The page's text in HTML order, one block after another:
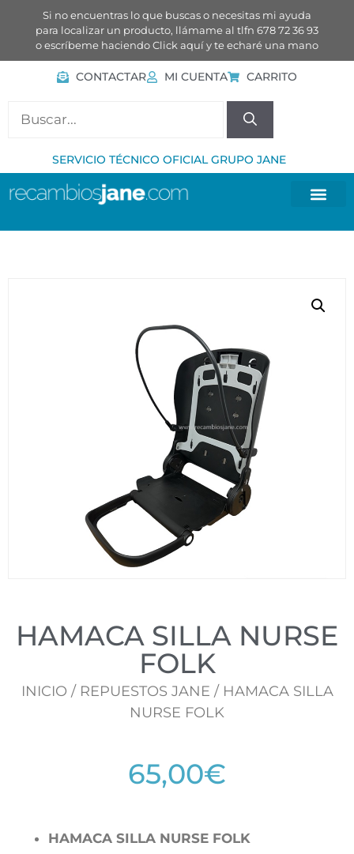
Si no encuentras lo que buscas o necesitas mi ayuda
para localizar un producto, llámame al tlfn 678 72 36 93
o escríbeme haciendoClick aquíy te echaré una mano
CONTACTAR MI CUENTA CARRITO
SERVICIO TÉCNICO OFICIAL GRUPO JANE
HAMACA SILLA NURSE
FOLK
INICIO / REPUESTOS JANE / HAMACA SILLA
NURSE FOLK
65,00€
HAMACA SILLA NURSE FOLK